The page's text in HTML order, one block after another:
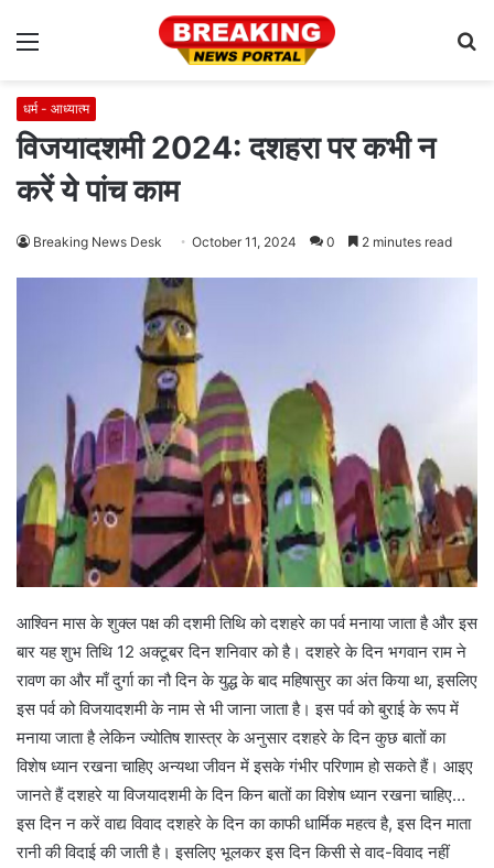
Menu
धर्म - आध्यात्म
विजयादशमी 2024: दशहरा पर कभी न
करें ये पांच काम
Breaking News Desk October 11, 2024 0 2 minutes read
आश्विन मास के शुक्ल पक्ष की दशमी तिथि को दशहरे का पर्व मनाया जाता है और इस
बार यह शुभ तिथि 12 अक्टूबर दिन शनिवार को है। दशहरे के दिन भगवान राम ने
रावण का और माँ दुर्गा का नौ दिन के युद्ध के बाद महिषासुर का अंत किया था, इसलिए
इस पर्व को विजयादशमी के नाम से भी जाना जाता है। इस पर्व को बुराई के रूप में
मनाया जाता है लेकिन ज्योतिष शास्त्र के अनुसार दशहरे के दिन कुछ बातों का
विशेष ध्यान रखना चाहिए अन्यथा जीवन में इसके गंभीर परिणाम हो सकते हैं। आइए
जानते हैं दशहरे या विजयादशमी के दिन किन बातों का विशेष ध्यान रखना चाहिए…
इस दिन न करें वाद्य विवाद दशहरे के दिन का काफी धार्मिक महत्व है, इस दिन माता
रानी की विदाई की जाती है। इसलिए भूलकर इस दिन किसी से वाद-विवाद नहीं